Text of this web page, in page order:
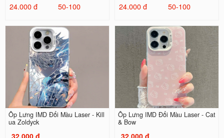
24.000 đ
50-100
24.000 đ
50-100
Ốp Lưng IMD Đổi Màu Laser - Kill
ua Zoldyck
Ốp Lưng IMD Đổi Màu Laser - Cat
& Bow